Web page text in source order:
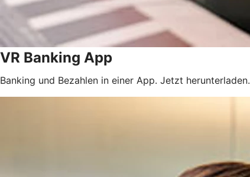
VR Banking App
Banking und Bezahlen in einer App. Jetzt herunterladen.